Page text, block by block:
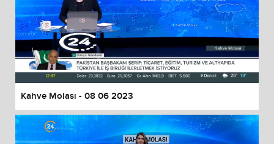
Kahve Molası - 08 06 2023